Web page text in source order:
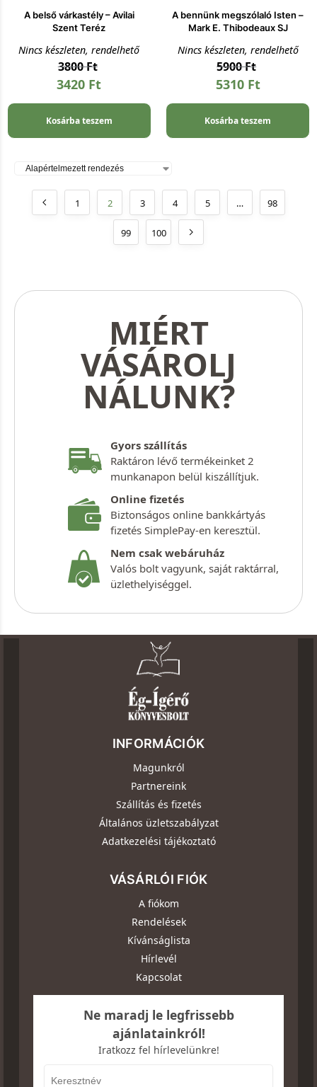
A belső várkastély – Avilai
Szent Teréz
Nincs készleten, rendelhető
3800Ft
3420 Ft
Kosárba teszem
A bennünk megszólaló Isten –
Mark E. Thibodeaux SJ
Nincs készleten, rendelhető
5900Ft
5310 Ft
Kosárba teszem
1 2 3 4 5 … 98
99 100
MIÉRT
VÁSÁROLJ
NÁLUNK?
Gyors szállítás
Raktáron lévő termékeinket 2
munkanapon belül kiszállítjuk.
Online fizetés
Biztonságos online bankkártyás
fizetés SimplePay-en keresztül.
Nem csak webáruház
Valós bolt vagyunk, saját raktárral,
üzlethelyiséggel.
INFORMÁCIÓK
Magunkról
Partnereink
Szállítás és fizetés
Általános üzletszabályzat
Adatkezelési tájékoztató
VÁSÁRLÓI FIÓK
A fiókom
Rendelések
Kívánságlista
Hírlevél
Kapcsolat
Ne maradj le legfrissebb
ajánlatainkról!
Iratkozz fel hírlevelünkre!